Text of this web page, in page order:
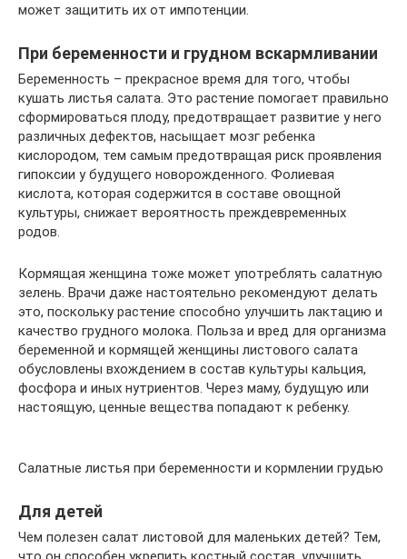
может защитить их от импотенции.
При беременности и грудном вскармливании
Беременность – прекрасное время для того, чтобы
кушать листья салата. Это растение помогает правильно
сформироваться плоду, предотвращает развитие у него
различных дефектов, насыщает мозг ребенка
кислородом, тем самым предотвращая риск проявления
гипоксии у будущего новорожденного. Фолиевая
кислота, которая содержится в составе овощной
культуры, снижает вероятность преждевременных
родов.
Кормящая женщина тоже может употреблять салатную
зелень. Врачи даже настоятельно рекомендуют делать
это, поскольку растение способно улучшить лактацию и
качество грудного молока. Польза и вред для организма
беременной и кормящей женщины листового салата
обусловлены вхождением в состав культуры кальция,
фосфора и иных нутриентов. Через маму, будущую или
настоящую, ценные вещества попадают к ребенку.
Салатные листья при беременности и кормлении грудью
Для детей
Чем полезен салат листовой для маленьких детей? Тем,